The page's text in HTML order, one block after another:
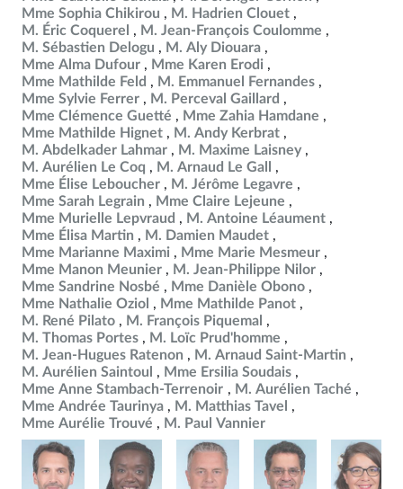
Mme Sophia Chikirou
M. Hadrien Clouet
M. Éric Coquerel
M. Jean-François Coulomme
M. Sébastien Delogu
M. Aly Diouara
Mme Alma Dufour
Mme Karen Erodi
Mme Mathilde Feld
M. Emmanuel Fernandes
Mme Sylvie Ferrer
M. Perceval Gaillard
Mme Clémence Guetté
Mme Zahia Hamdane
Mme Mathilde Hignet
M. Andy Kerbrat
M. Abdelkader Lahmar
M. Maxime Laisney
M. Aurélien Le Coq
M. Arnaud Le Gall
Mme Élise Leboucher
M. Jérôme Legavre
Mme Sarah Legrain
Mme Claire Lejeune
Mme Murielle Lepvraud
M. Antoine Léaument
Mme Élisa Martin
M. Damien Maudet
Mme Marianne Maximi
Mme Marie Mesmeur
Mme Manon Meunier
M. Jean-Philippe Nilor
Mme Sandrine Nosbé
Mme Danièle Obono
Mme Nathalie Oziol
Mme Mathilde Panot
M. René Pilato
M. François Piquemal
M. Thomas Portes
M. Loïc Prud'homme
M. Jean-Hugues Ratenon
M. Arnaud Saint-Martin
M. Aurélien Saintoul
Mme Ersilia Soudais
Mme Anne Stambach-Terrenoir
M. Aurélien Taché
Mme Andrée Taurinya
M. Matthias Tavel
Mme Aurélie Trouvé
M. Paul Vannier